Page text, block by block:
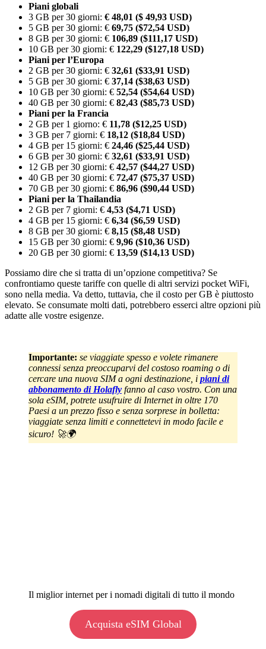
Piani globali
3 GB per 30 giorni: € 48,01 ($ 49,93 USD)
5 GB per 30 giorni: € 69,75 ($72,54 USD)
8 GB per 30 giorni: € 106,89 ($111,17 USD)
10 GB per 30 giorni: € 122,29 ($127,18 USD)
Piani per l’Europa
2 GB per 30 giorni: € 32,61 ($33,91 USD)
5 GB per 30 giorni: € 37,14 ($38,63 USD)
10 GB per 30 giorni: € 52,54 ($54,64 USD)
40 GB per 30 giorni: € 82,43 ($85,73 USD)
Piani per la Francia
2 GB per 1 giorno: € 11,78 ($12,25 USD)
3 GB per 7 giorni: € 18,12 ($18,84 USD)
4 GB per 15 giorni: € 24,46 ($25,44 USD)
6 GB per 30 giorni: € 32,61 ($33,91 USD)
12 GB per 30 giorni: € 42,57 ($44,27 USD)
40 GB per 30 giorni: € 72,47 ($75,37 USD)
70 GB per 30 giorni: € 86,96 ($90,44 USD)
Piani per la Thailandia
2 GB per 7 giorni: € 4,53 ($4,71 USD)
4 GB per 15 giorni: € 6,34 ($6,59 USD)
8 GB per 30 giorni: € 8,15 ($8,48 USD)
15 GB per 30 giorni: € 9,96 ($10,36 USD)
20 GB per 30 giorni: € 13,59 ($14,13 USD)
Possiamo dire che si tratta di un’opzione competitiva? Se
confrontiamo queste tariffe con quelle di altri servizi pocket WiFi,
sono nella media. Va detto, tuttavia, che il costo per GB è piuttosto
elevato. Se consumate molti dati, potrebbero esserci altre opzioni più
adatte alle vostre esigenze.
Importante: se viaggiate spesso e volete rimanere
connessi senza preoccuparvi del costoso roaming o di
cercare una nuova SIM a ogni destinazione, i piani di
abbonamento di Holafly fanno al caso vostro. Con una
sola eSIM, potrete usufruire di Internet in oltre 170
Paesi a un prezzo fisso e senza sorprese in bolletta:
viaggiate senza limiti e connettetevi in modo facile e
sicuro! 🚀🌍
Il miglior internet per i nomadi digitali di tutto il mondo
Acquista eSIM Global